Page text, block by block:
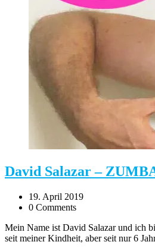
David Salazar –
19. April 2019
0 Comments
Mein Name ist David Salazar und ich
seit meiner Kindheit, aber seit nur 6